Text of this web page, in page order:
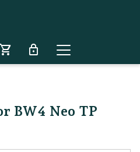
shopping_cart lock
BW4 Neo TP